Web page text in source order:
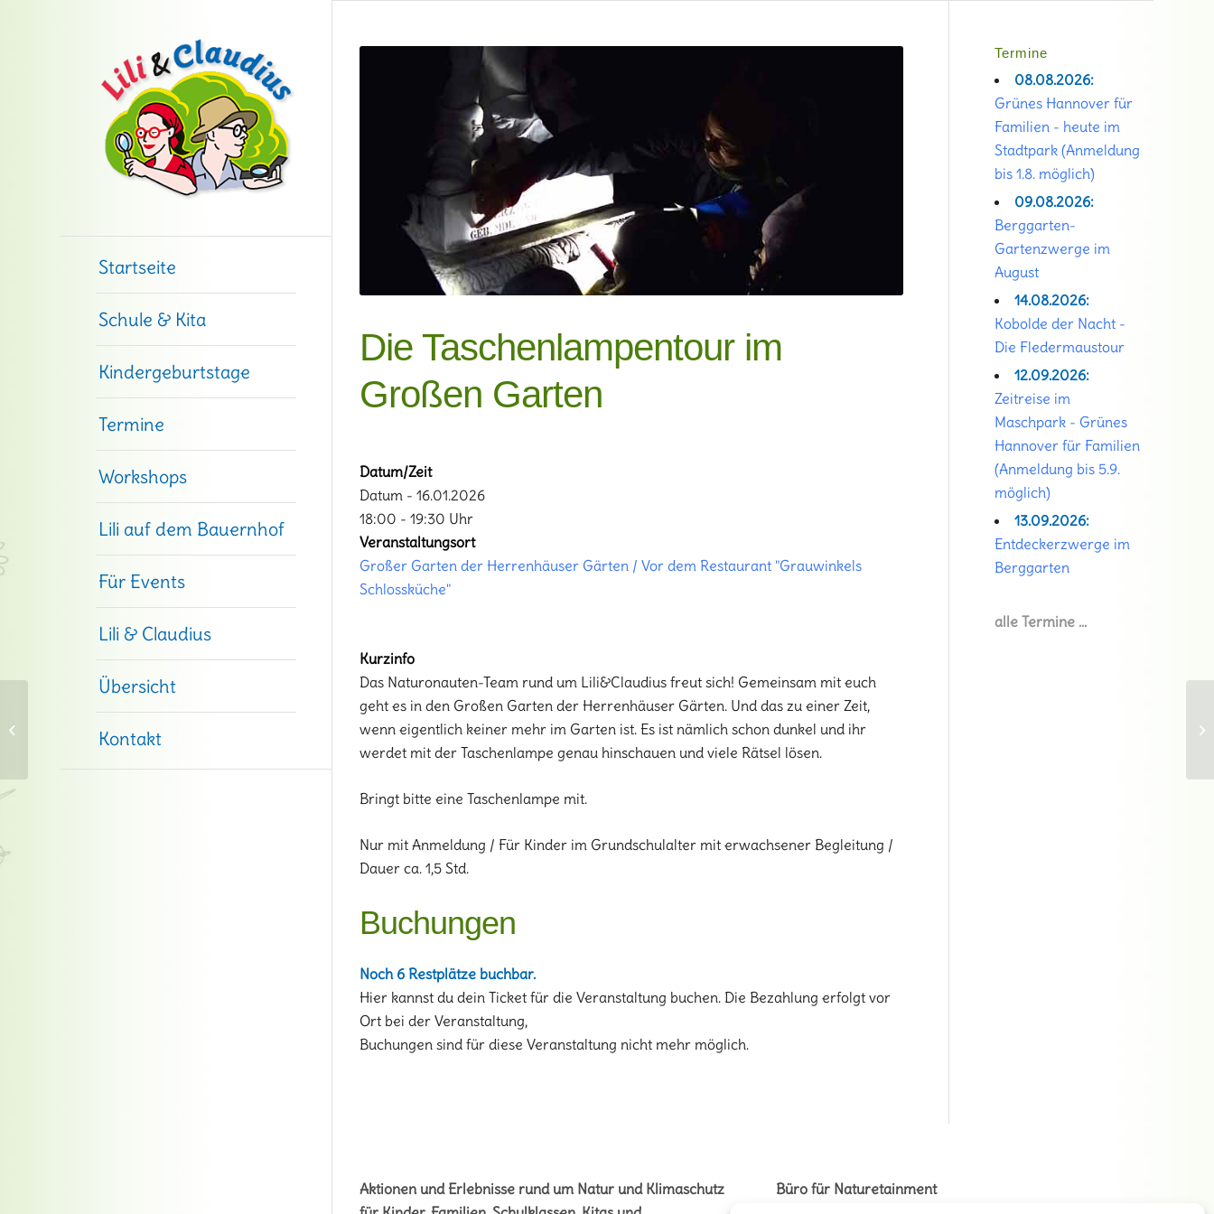
Startseite
Schule & Kita
Kindergeburtstage
Termine
Workshops
Lili auf dem Bauernhof
Für Events
Lili & Claudius
Übersicht
Kontakt
Die Taschenlampentour im
Großen Garten
Datum/Zeit
Datum - 16.01.2026
18:00 - 19:30 Uhr
Veranstaltungsort
Großer Garten der Herrenhäuser Gärten / Vor dem Restaurant "Grauwinkels
Schlossküche"
Kurzinfo
Das Naturonauten-Team rund um Lili&Claudius freut sich! Gemeinsam mit euch
geht es in den Großen Garten der Herrenhäuser Gärten. Und das zu einer Zeit,
wenn eigentlich keiner mehr im Garten ist. Es ist nämlich schon dunkel und ihr
werdet mit der Taschenlampe genau hinschauen und viele Rätsel lösen.
Bringt bitte eine Taschenlampe mit.
Nur mit Anmeldung / Für Kinder im Grundschulalter mit erwachsener Begleitung /
Dauer ca. 1,5 Std.
Buchungen
Noch 6 Restplätze buchbar.
Hier kannst du dein Ticket für die Veranstaltung buchen. Die Bezahlung erfolgt vor
Ort bei der Veranstaltung,
Buchungen sind für diese Veranstaltung nicht mehr möglich.
Termine
08.08.2026:
Grünes Hannover für
Familien - heute im
Stadtpark (Anmeldung
bis 1.8. möglich)
09.08.2026:
Berggarten-
Gartenzwerge im
August
14.08.2026:
Kobolde der Nacht -
Die Fledermaustour
12.09.2026:
Zeitreise im
Maschpark - Grünes
Hannover für Familien
(Anmeldung bis 5.9.
möglich)
13.09.2026:
Entdeckerzwerge im
Berggarten
alle Termine …
Aktionen und Erlebnisse rund um Natur und Klimaschutz
Büro für Naturetainment
im Großen Garten